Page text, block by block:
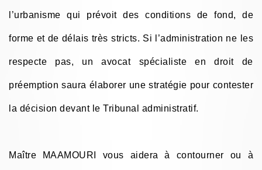
l’urbanisme qui prévoit des conditions de fond, de
forme et de délais très stricts. Si l’administration ne les
respecte pas, un avocat spécialiste en droit de
préemption saura élaborer une stratégie pour contester
la décision devant le Tribunal administratif.
Maître MAAMOURI vous aidera à contourner ou à